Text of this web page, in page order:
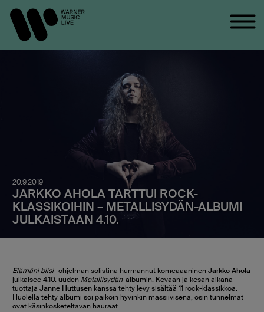
20.9.2019
JARKKO AHOLA TARTTUI ROCK-
KLASSIKOIHIN – METALLISYDÄN-ALBUMI
JULKAISTAAN 4.10.
Elämäni biisi-ohjelman solistina hurmannut komeaääninen Jarkko Ahola
julkaisee 4.10. uuden Metallisydän-albumin. Kevään ja kesän aikana
tuottaja Janne Huttusen kanssa tehty levy sisältää 11 rock-klassikkoa.
Huolella tehty albumi soi paikoin hyvinkin massiivisena, osin tunnelmat
ovat käsinkosketeltavan hauraat.